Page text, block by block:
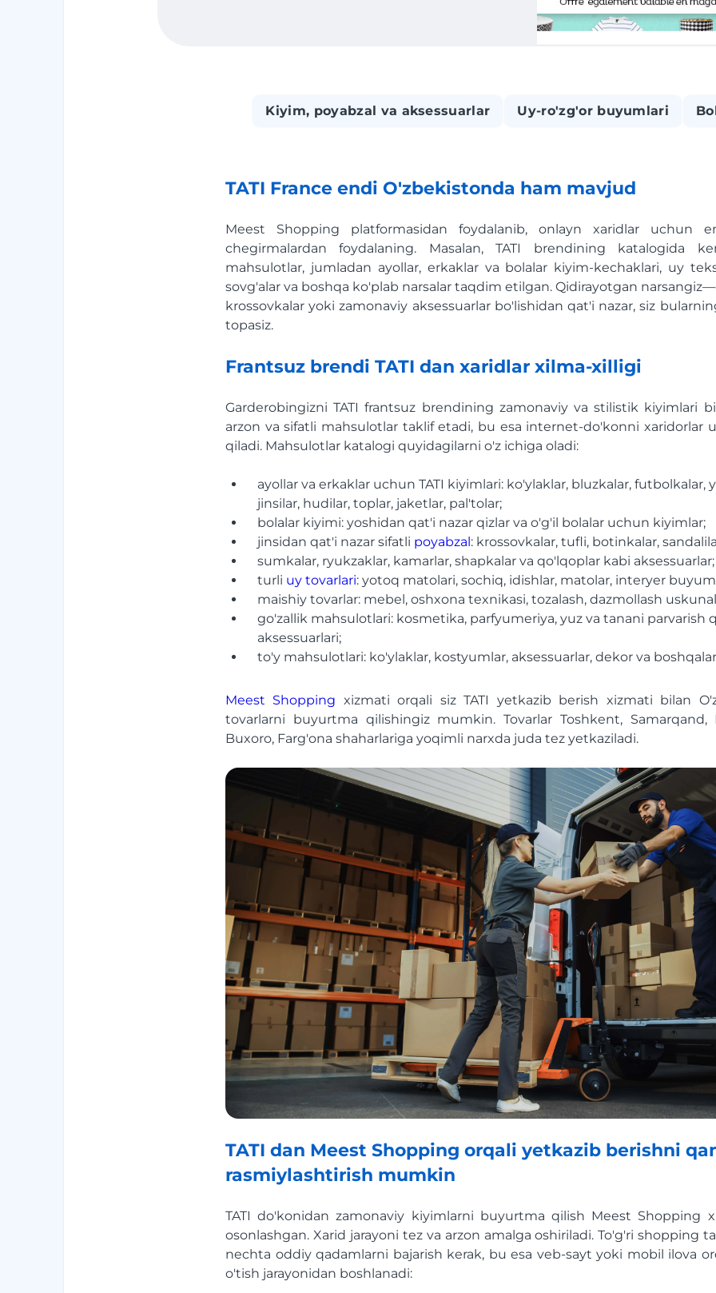
Kiyim, poyabzal va aksessuarlar Uy-ro'zg'or buyumlari
TATI France endi O'zbekistonda ham mavjud
Meest Shopping platformasidan foydalanib, onlayn xaridlar uchun
chegirmalardan foydalaning. Masalan, TATI brendining katalogida
mahsulotlar, jumladan ayollar, erkaklar va bolalar kiyim-kechaklari, uy
sovg'alar va boshqa ko'plab narsalar taqdim etilgan. Qidirayotgan
krossovkalar yoki zamonaviy aksessuarlar bo'lishidan qat'i nazar, siz
topasiz.
Frantsuz brendi TATI dan xaridlar xilma-xilligi
Garderobingizni TATI frantsuz brendining zamonaviy va stilistik kiyimlari
arzon va sifatli mahsulotlar taklif etadi, bu esa internet-do'konni xaridorlar
qiladi. Mahsulotlar katalogi quyidagilarni o'z ichiga oladi:
ayollar va erkaklar uchun TATI kiyimlari: ko'ylaklar, bluzkalar, futbolkalar,
jinsilar, hudilar, toplar, jaketlar, pal'tolar;
bolalar kiyimi: yoshidan qat'i nazar qizlar va o'g'il bolalar uchun kiyimlar;
jinsidan qat'i nazar sifatli poyabzal: krossovkalar, tufli, botinkalar,
sumkalar, ryukzaklar, kamarlar, shapkalar va qo'lqoplar kabi aksessuarlar;
turli uy tovarlari: yotoq matolari, sochiq, idishlar, matolar, interyer
maishiy tovarlar: mebel, oshxona texnikasi, tozalash, dazmollash
go'zallik mahsulotlari: kosmetika, parfyumeriya, yuz va tanani parvarish
aksessuarlari;
to'y mahsulotlari: ko'ylaklar, kostyumlar, aksessuarlar, dekor va
Meest Shopping xizmati orqali siz TATI yetkazib berish xizmati bilan
tovarlarni buyurtma qilishingiz mumkin. Tovarlar Toshkent, Samarqand,
Buxoro, Farg'ona shaharlariga yoqimli narxda juda tez yetkaziladi.
TATI dan Meest Shopping orqali yetkazib berishni
rasmiylashtirish mumkin
TATI do'konidan zamonaviy kiyimlarni buyurtma qilish Meest Shopping
osonlashgan. Xarid jarayoni tez va arzon amalga oshiriladi. To'g'ri shopping
nechta oddiy qadamlarni bajarish kerak, bu esa veb-sayt yoki mobil ilova
o'tish jarayonidan boshlanadi: